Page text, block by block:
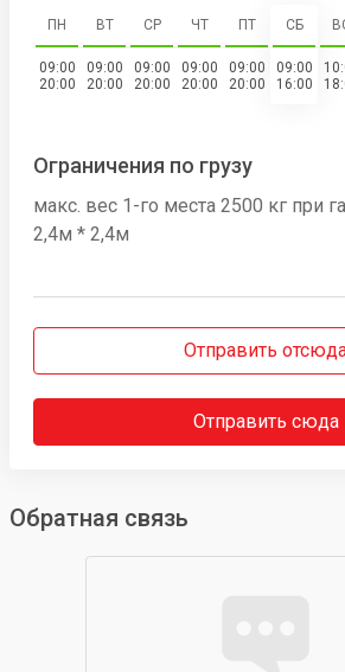
ПН
09:00
20:00
ВТ
09:00
20:00
СР
09:00
20:00
ЧТ
09:00
20:00
ПТ
09:00
20:00
СБ
09:00
16:00
Ограничения по грузу
макс. вес 1-го места 2500 кг при
2,4м * 2,4м
Отправить
Отправить сюда
Обратная связь